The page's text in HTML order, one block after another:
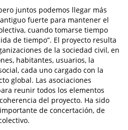
juntos podemos llegar más
fuerte para mantener el
cuando tomarse tiempo
de tiempo”. El proyecto resulta
de la sociedad civil, en
habitantes, usuarios, la
cada uno cargado con la
global. Las asociaciones
reunir todos los elementos
del proyecto. Ha sido
de concertación, de